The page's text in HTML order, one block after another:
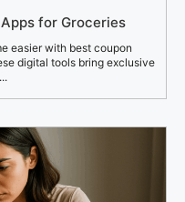
for Groceries
easier with best coupon
digital tools bring exclusive